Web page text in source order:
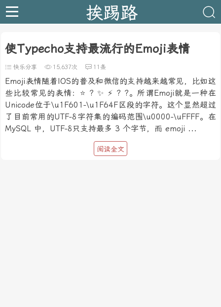
挨踢路
使Typecho支持最流行的Emoji表情
快乐分享 15,637次 11条
Emoji表情随着IOS的普及和微信的支持越来越常见，比如这
些比较常见的表情：⭐️ ? ✨ ⚡️ ? ?。所谓Emoji就是一种在
Unicode位于\u1F601-\u1F64F区段的字符。这个显然超过
了目前常用的UTF-8字符集的编码范围\u0000-\uFFFF。在
MySQL 中，UTF-8只支持最多 3 个字节，而 emoji ...
阅读全文